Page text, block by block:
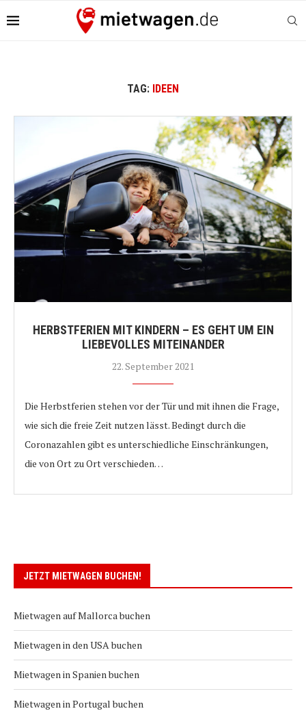
TAG: IDEEN
HERBSTFERIEN MIT KINDERN – ES GEHT UM EIN
LIEBEVOLLES MITEINANDER
22. September 2021
Die Herbstferien stehen vor der Tür und mit ihnen die Frage,
wie sich die freie Zeit nutzen lässt. Bedingt durch die
Coronazahlen gibt es unterschiedliche Einschränkungen,
die von Ort zu Ort verschieden…
JETZT MIETWAGEN BUCHEN!
Mietwagen auf Mallorca buchen
Mietwagen in den USA buchen
Mietwagen in Spanien buchen
Mietwagen in Portugal buchen